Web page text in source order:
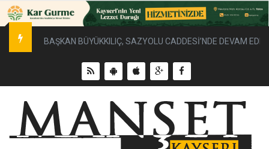
BAŞKAN BÜYÜKKILIÇ, SAZYOLU CADDESİ’NDE DEVAM